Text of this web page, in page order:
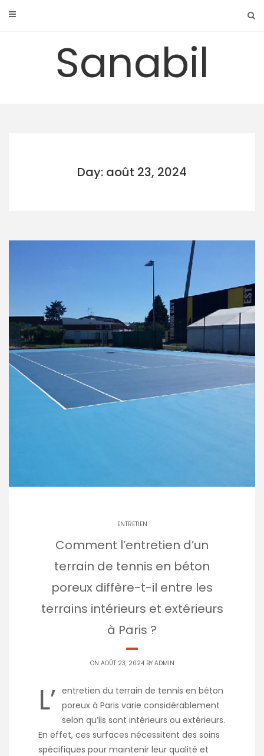
Sanabil
Day: août 23, 2024
ENTRETIEN
Comment l’entretien d’un
terrain de tennis en béton
poreux diffère-t-il entre les
terrains intérieurs et extérieurs
à Paris ?
ON AOÛT 23, 2024 BY ADMIN
L’ entretien du terrain de tennis en béton
poreux à Paris varie considérablement
selon qu’ils sont intérieurs ou extérieurs.
En effet, ces surfaces nécessitent des soins
spécifiques pour maintenir leur qualité et